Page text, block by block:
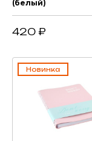
(белый)
420 ₽
Новинка